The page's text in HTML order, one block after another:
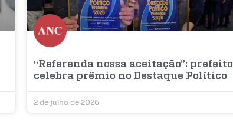
“Referenda nossa aceitação”: prefeito
celebra prêmio no Destaque Político
2 de julho de 2026